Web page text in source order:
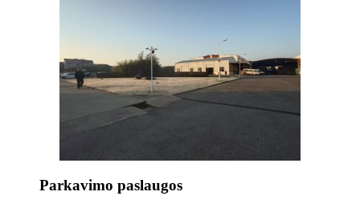
Parkavimo paslaugos